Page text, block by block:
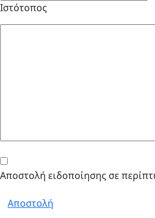
Ιστότοπος
Αποστολή ειδοποίησης σε
Αποστολή